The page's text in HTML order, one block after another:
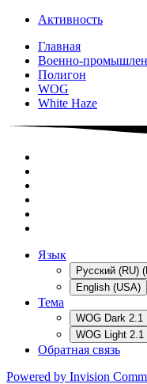
Активность
Главная
Военно-
Полигон
WOG
White Haze
Язык
Русский (RU)
English (USA)
Тема
WOG Dark 2.1
WOG Light
Обратная связь
Powered by Invision